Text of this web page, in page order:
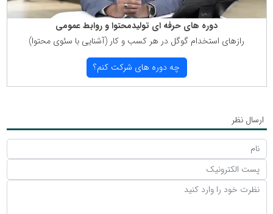
دوره های حرفه ای تولیدمحتوا و روابط عمومی
رازهای استخدام گوگل در هر كسب و كار (آشنایی با سئوی محتوا)
چه دوره های شركت كنم؟
ارسال نظر